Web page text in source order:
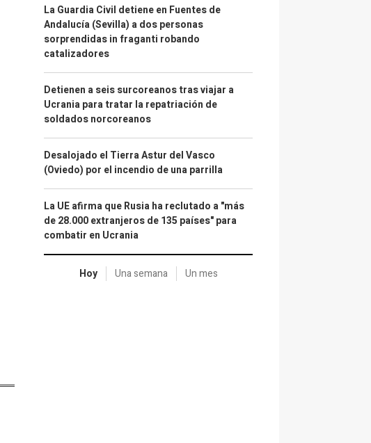
La Guardia Civil detiene en Fuentes de
Andalucía (Sevilla) a dos personas
sorprendidas in fraganti robando
catalizadores
Detienen a seis surcoreanos tras viajar a
Ucrania para tratar la repatriación de
soldados norcoreanos
Desalojado el Tierra Astur del Vasco
(Oviedo) por el incendio de una parrilla
La UE afirma que Rusia ha reclutado a "más
de 28.000 extranjeros de 135 países" para
combatir en Ucrania
Hoy Una semana Un mes